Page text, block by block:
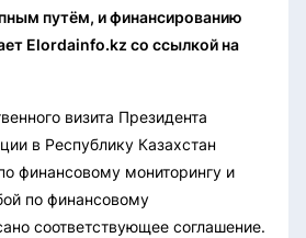
путём, и финансированию
Elordainfo.kz со ссылкой на
визита Президента
в Республику Казахстан
финансовому мониторингу и
по финансовому
соответствующее соглашение.